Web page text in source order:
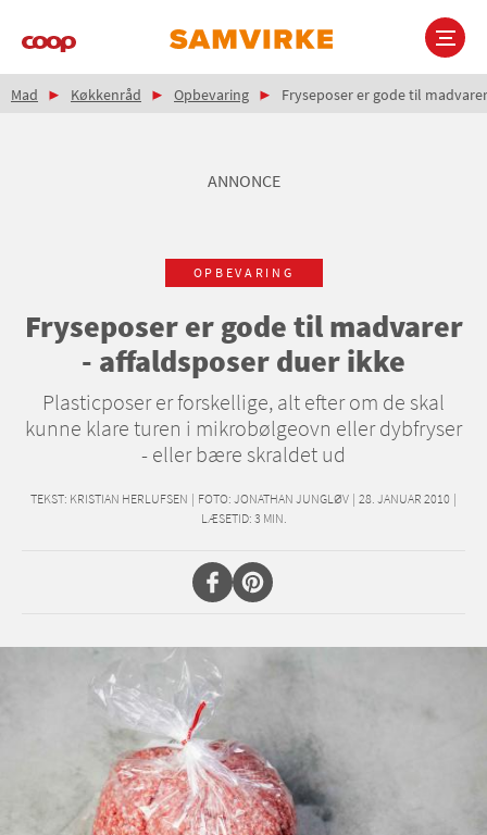
Main
Brødkrumme
Mad Køkkenråd Opbevaring Fryseposer er gode til
ANNONCE
OPBEVARING
Fryseposer er gode til madvarer
- affaldsposer duer ikke
Plasticposer er forskellige, alt efter om de skal
kunne klare turen i mikrobølgeovn eller dybfryser
- eller bære skraldet ud
TEKST: KRISTIAN HERLUFSEN | FOTO: JONATHAN JUNGLØV | 28. JANUAR 2010 |
LÆSETID: 3 MIN.